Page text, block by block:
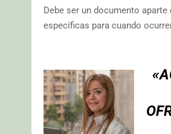
Debe ser un documento
específicas para cuando